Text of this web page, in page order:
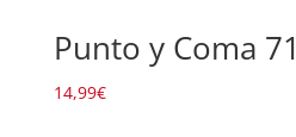
Punto y Coma 71
14,99€